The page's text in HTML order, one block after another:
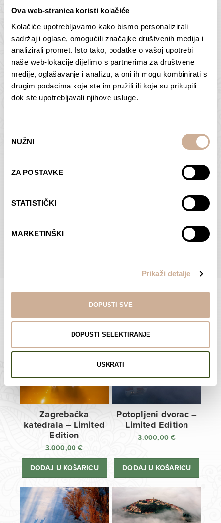
Ova web-stranica koristi kolačiće
Kolačiće upotrebljavamo kako bismo personalizirali
sadržaj i oglase, omogućili značajke društvenih medija i
analizirali promet. Isto tako, podatke o vašoj upotrebi
naše web-lokacije dijelimo s partnerima za društvene
medije, oglašavanje i analizu, a oni ih mogu kombinirati s
drugim podacima koje ste im pružili ili koje su prikupili
dok ste upotrebljavali njihove usluge.
pristanka
NUŽNI
ZA POSTAVKE
STATISTIČKI
MARKETINŠKI
Prikaži detalje
DOPUSTI SVE
DOPUSTI SELEKTIRANJE
USKRATI
Butan – ljudi 2
75,00€ – 138,00€Raspon
cijena:
od
75,00 €
138,00 €
ODABERI OPCIJE
Antarktika – krajolik
2
75,00€ – 138,00€Raspon
cijena:
od
ODABERI OPCIJE
Dolac
ODABERI OPCIJE
Moreškanti – sjena
€Raspon
od
75,00 €
do
138,00 €
ODABERI OPCIJE
POGLEDAJTE SVE PROIZVODE U OVOJ KATEGORIJI
Limited Edition Fotografije
Zagrebačka
katedrala – Limited
Edition
3.000,00€
DODAJ U KOŠARICU
Potopljeni dvorac –
Limited Edition
3.000,00€
DODAJ U KOŠARICU